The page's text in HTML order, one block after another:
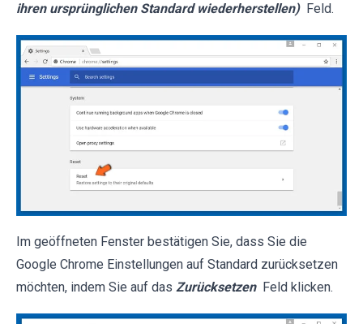
ihren ursprünglichen Standard wiederherstellen) Feld.
Im geöffneten Fenster bestätigen Sie, dass Sie die
Google Chrome Einstellungen auf Standard zurücksetzen
möchten, indem Sie auf das Zurücksetzen Feld klicken.